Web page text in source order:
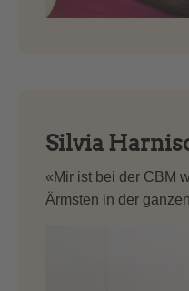
Silvia
«Mir ist bei der CBM
Ärmsten in der